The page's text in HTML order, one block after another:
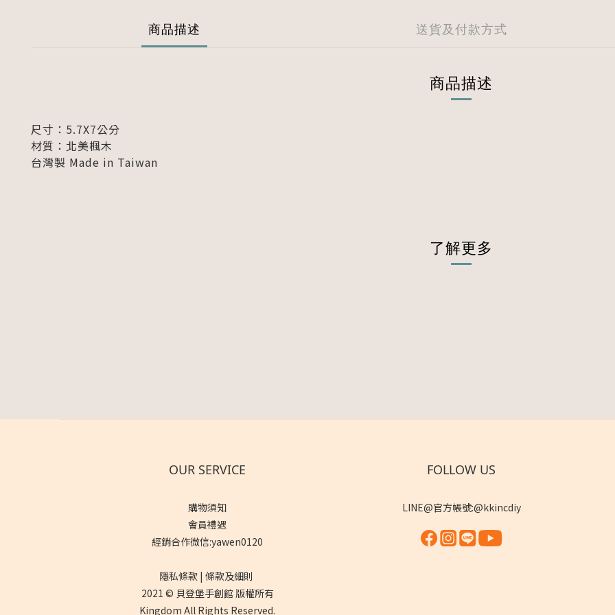
商品描述 送貨及付款方式
商品描述
尺寸：5.7X7公分
材質：北美楓木
台灣製 Made in Taiwan
了解更多
OUR SERVICE
購物須知
會員禮遇
經銷合作微信:yawen0120
隱私條款 | 條款及細則
2021 © 貝登堡手創館 版權所有
Kingdom All Rights Reserved.
FOLLOW US
LINE@官方帳號:@kkincdiy